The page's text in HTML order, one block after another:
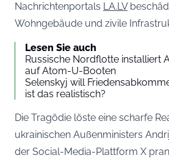
Nachrichtenportals LA.LV
Wohngebäude und zivile
Lesen Sie auch
Russische Nordflotte installiert
auf Atom-U-Booten
Selenskyj will
ist das realistisch?
Die Tragödie löste eine scharfe
ukrainischen Außenministers
der Social-Media-Plattform X